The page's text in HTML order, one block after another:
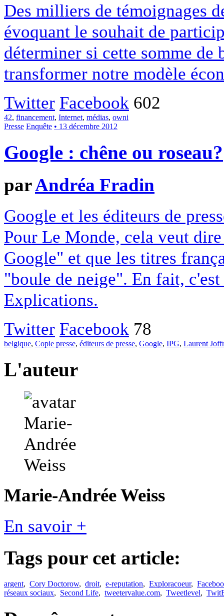
Des milliers de témoignages
évoquant le souhait de
déterminer si cette somme
transformer notre modèle
Twitter Facebook 602
42, financement, Internet, médias, owni
Presse Enquête • 13 décembre 2012
Google : chêne ou roseau?
parAndréa Fradin
Google et les éditeurs de
Pour Le Monde, cela veut
Google" et que les titres
"boule de neige". En fait,
Explications.
Twitter Facebook 78
belgique, Copie presse, éditeurs de presse, Google, IPG, Laurent
L'auteur
Marie-Andrée Weiss
En savoir +
Tags pour cet article:
argent, Cory Doctorow, droit, e-reputation, Exploracoeur,
réseaux sociaux, Second Life, tweetervalue.com, Tweetlevel,